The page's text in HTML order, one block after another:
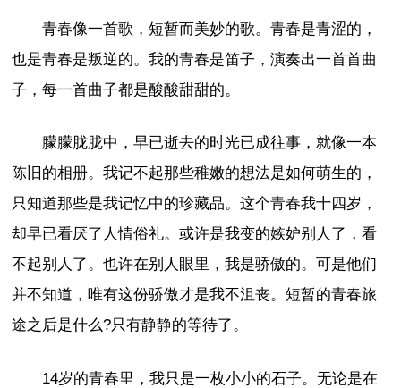
青春像一首歌，短暂而美妙的歌。青春是青涩的，
也是青春是叛逆的。我的青春是笛子，演奏出一首首曲
子，每一首曲子都是酸酸甜甜的。
朦朦胧胧中，早已逝去的时光已成往事，就像一本
陈旧的相册。我记不起那些稚嫩的想法是如何萌生的，
只知道那些是我记忆中的珍藏品。这个青春我十四岁，
却早已看厌了人情俗礼。或许是我变的嫉妒别人了，看
不起别人了。也许在别人眼里，我是骄傲的。可是他们
并不知道，唯有这份骄傲才是我不沮丧。短暂的青春旅
途之后是什么?只有静静的等待了。
14岁的青春里，我只是一枚小小的石子。无论是在